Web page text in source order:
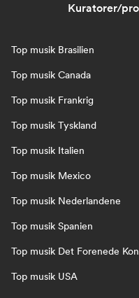
Kuratorer/
Top musik Brasilien
Top musik Canada
Top musik Frankrig
Top musik Tyskland
Top musik Italien
Top musik Mexico
Top musik Nederlandene
Top musik Spanien
Top musik Det Forenede
Top musik USA